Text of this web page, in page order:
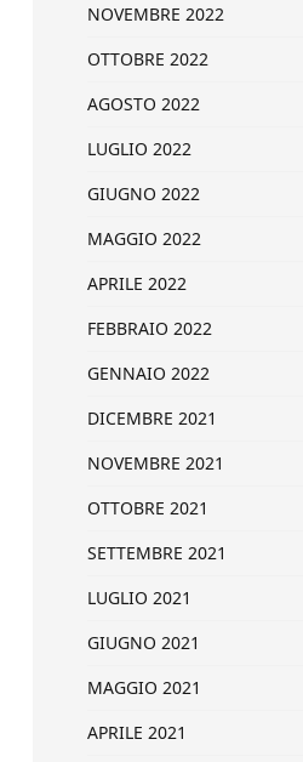
NOVEMBRE 2022
OTTOBRE 2022
AGOSTO 2022
LUGLIO 2022
GIUGNO 2022
MAGGIO 2022
APRILE 2022
FEBBRAIO 2022
GENNAIO 2022
DICEMBRE 2021
NOVEMBRE 2021
OTTOBRE 2021
SETTEMBRE 2021
LUGLIO 2021
GIUGNO 2021
MAGGIO 2021
APRILE 2021